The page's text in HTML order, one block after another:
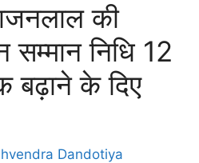
की
सम्मान निधि 12
बढ़ाने के दिए
Dandotiya